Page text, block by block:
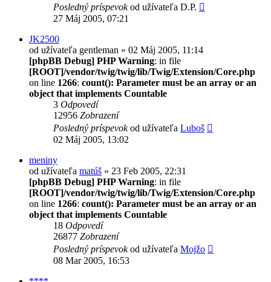
Posledný príspevokod užívateľa D.P.
27 Máj 2005, 07:21
JK2500
od užívateľa gentleman » 02 Máj 2005, 11:14
[phpBB Debug] PHP Warning: in file
[ROOT]/vendor/twig/twig/lib/Twig/Extension/Core.php
on line 1266: count(): Parameter must be an array or an
object that implements Countable
3 Odpovedí
12956 Zobrazení
Posledný príspevokod užívateľa Luboš
02 Máj 2005, 13:02
meniny
od užívateľa matúš » 23 Feb 2005, 22:31
[phpBB Debug] PHP Warning: in file
[ROOT]/vendor/twig/twig/lib/Twig/Extension/Core.php
on line 1266: count(): Parameter must be an array or an
object that implements Countable
18 Odpovedí
26877 Zobrazení
Posledný príspevokod užívateľa Mojžo
08 Mar 2005, 16:53